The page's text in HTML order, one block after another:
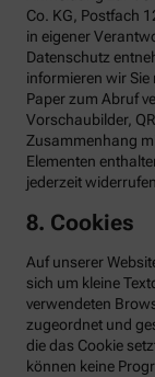
Co. KG, Postfach
in eigener
Datenschutz
informieren wir Sie
Paper zum Abruf
Vorschaubilder,
Zusammenhang
Elementen
jederzeit
8. Cookies
Auf unserer
sich um kleine
verwendeten
zugeordnet und
die das Cookie
können keine